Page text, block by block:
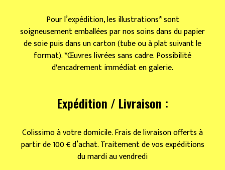
Pour l’expédition, les illustrations* sont
soigneusement emballées par nos soins dans du papier
de soie puis dans un carton (tube ou à plat suivant le
format). *Œuvres livrées sans cadre. Possibilité
d'encadrement immédiat en galerie.
Expédition / Livraison :
Colissimo à votre domicile. Frais de livraison offerts à
partir de 100 € d’achat. Traitement de vos expéditions
du mardi au vendredi